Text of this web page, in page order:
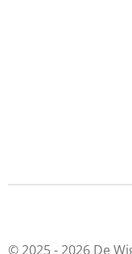
© 2025 - 2026 De